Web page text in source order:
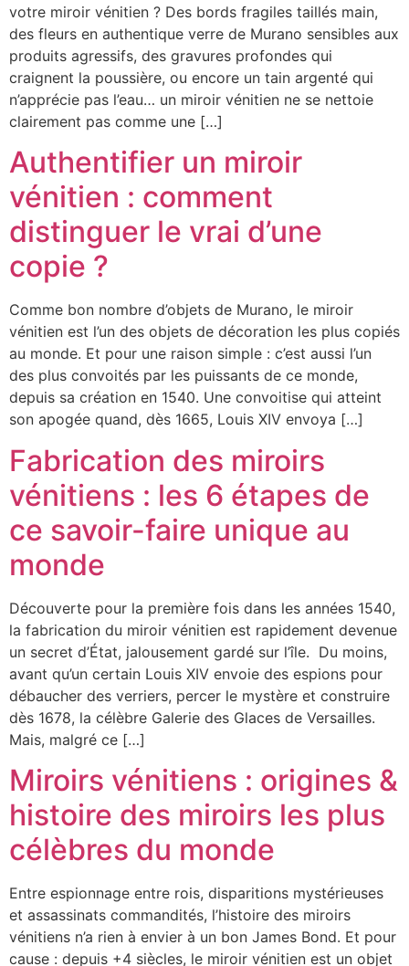
votre miroir vénitien ? Des bords fragiles taillés main,
des fleurs en authentique verre de Murano sensibles aux
produits agressifs, des gravures profondes qui
craignent la poussière, ou encore un tain argenté qui
n’apprécie pas l’eau… un miroir vénitien ne se nettoie
clairement pas comme une […]
Authentifier un miroir
vénitien : comment
distinguer le vrai d’une
copie ?
Comme bon nombre d’objets de Murano, le miroir
vénitien est l’un des objets de décoration les plus copiés
au monde. Et pour une raison simple : c’est aussi l’un
des plus convoités par les puissants de ce monde,
depuis sa création en 1540. Une convoitise qui atteint
son apogée quand, dès 1665, Louis XIV envoya […]
Fabrication des miroirs
vénitiens : les 6 étapes de
ce savoir-faire unique au
monde
Découverte pour la première fois dans les années 1540,
la fabrication du miroir vénitien est rapidement devenue
un secret d’État, jalousement gardé sur l’île. Du moins,
avant qu’un certain Louis XIV envoie des espions pour
débaucher des verriers, percer le mystère et construire
dès 1678, la célèbre Galerie des Glaces de Versailles.
Mais, malgré ce […]
Miroirs vénitiens : origines &
histoire des miroirs les plus
célèbres du monde
Entre espionnage entre rois, disparitions mystérieuses
et assassinats commandités, l’histoire des miroirs
vénitiens n’a rien à envier à un bon James Bond. Et pour
cause : depuis +4 siècles, le miroir vénitien est un objet